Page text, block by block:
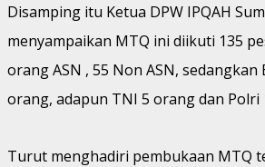
Disamping itu Ketua DPW IPQAH
menyampaikan MTQ ini diikuti 135
orang ASN , 55 Non ASN,
orang, adapun TNI 5 orang dan Polri
Turut menghadiri pembukaan MTQ